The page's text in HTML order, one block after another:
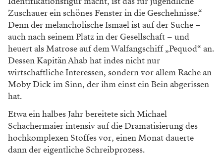
Zuschauer ein schönes Fenster in die Geschehnisse.“
Denn der melancholische Ismael ist auf der Suche –
auch nach seinem Platz in der Gesellschaft – und
heuert als Matrose auf dem Walfangschiff „Pequod“ an.
Dessen Kapitän Ahab hat indes nicht nur
wirtschaftliche Interessen, sondern vor allem Rache an
Moby Dick im Sinn, der ihm einst ein Bein abgerissen
hat.
Etwa ein halbes Jahr bereitete sich Michael
Schachermaier intensiv auf die Dramatisierung des
hochkomplexen Stoffes vor, einen Monat dauerte
dann der eigentliche Schreibprozess.